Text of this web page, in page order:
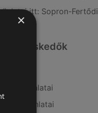
üzletei itt: Sopron-Fertődi
ajánlatai
ajánlatai
×